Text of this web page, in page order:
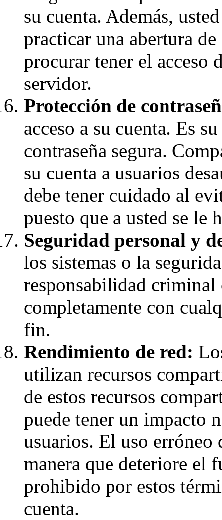
su cuenta. Además,
practicar una abertura
procurar tener el acceso
servidor.
Protección de
acceso a su cuenta. Es
contraseña segura.
su cuenta a usuarios
debe tener cuidado al
puesto que a usted se le
Seguridad personal y
los sistemas o la
responsabilidad
completamente con
fin.
Rendimiento de red:
utilizan recursos
de estos recursos
puede tener un impacto
usuarios. El uso erróneo
manera que deteriore el
prohibido por estos
cuenta.